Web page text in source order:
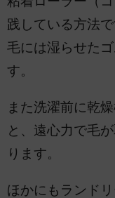
践している方法
毛には湿らせた
す。
また洗濯前に乾
と、遠心力で毛
ります。
ほかにもランド